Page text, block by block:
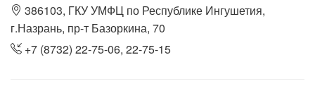
386103, ГКУ УМФЦ по Республике Ингушетия,
г.Назрань, пр-т Базоркина, 70
+7 (8732) 22-75-06, 22-75-15